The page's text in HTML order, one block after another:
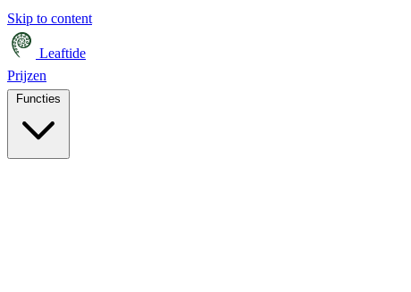
Skip to content
Leaftide
Prijzen